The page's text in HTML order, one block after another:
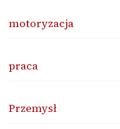
motoryzacja
praca
Przemysł